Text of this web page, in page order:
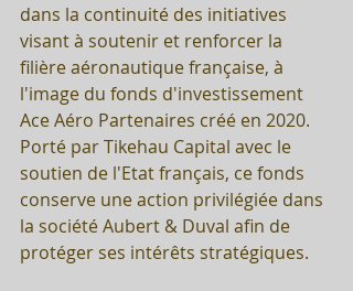
dans la continuité des initiatives
visant à soutenir et renforcer la
filière aéronautique française, à
l'image du fonds d'investissement
Ace Aéro Partenaires créé en 2020.
Porté par Tikehau Capital avec le
soutien de l'Etat français, ce fonds
conserve une action privilégiée dans
la société Aubert & Duval afin de
protéger ses intérêts stratégiques.